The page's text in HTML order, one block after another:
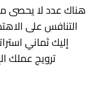
هناك عدد لا يحصى
التنافس على
إليك ثماني
ترويج عملك